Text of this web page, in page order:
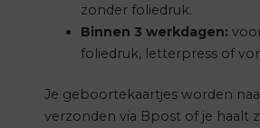
zonder foliedruk.
Binnen 3 werkdagen:
foliedruk, letterpress of
Je geboortekaartjes worden
verzonden via Bpost of je haalt